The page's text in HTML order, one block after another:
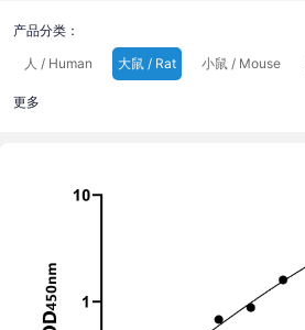
产品分类：
人 / Human
大鼠 / Rat 小鼠 / Mouse
更多